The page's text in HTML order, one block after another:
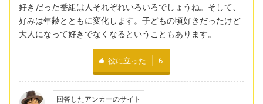
好きだった番組は人それぞれいろいろでしょうね。そして、
好みは年齢とともに変化します。子どもの頃好きだったけど
大人になって好きでなくなるということもあります。
役に立った 6
回答したアンカーのサイト